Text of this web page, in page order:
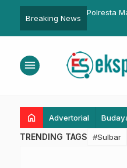
Breaking News
Kelompok Tani di
Pastikan Tepat
Polresta
menu
home Advertorial
TRENDING TAGS #Sulbar